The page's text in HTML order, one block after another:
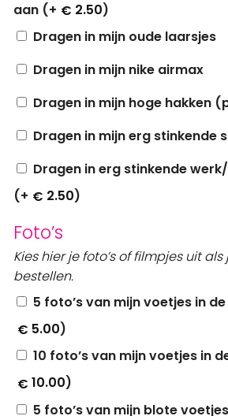
aan (+ € 2.50)
Dragen in mijn oude laarsjes
Dragen in mijn nike airmax
Dragen in mijn hoge hakken
Dragen in mijn erg stinkende
Dragen in erg stinkende
(+ € 2.50)
Foto’s
Kies hier je foto’s of filmpjes uit
bestellen.
5 foto’s van mijn voetjes in
€ 5.00)
10 foto’s van mijn voetjes in
€ 10.00)
5 foto’s van mijn blote